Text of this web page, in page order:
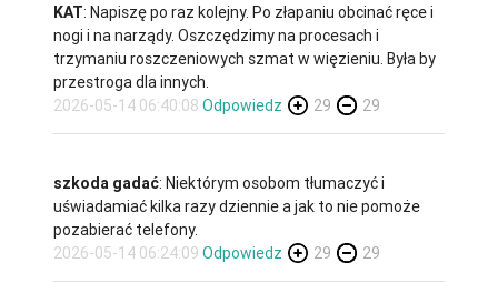
KAT: Napiszę po raz kolejny. Po złapaniu obcinać ręce i
nogi i na narządy. Oszczędzimy na procesach i
trzymaniu roszczeniowych szmat w więzieniu. Była by
przestroga dla innych.
2026-05-14 06:40:08 Odpowiedz 29 29
szkoda gadać: Niektórym osobom tłumaczyć i
uświadamiać kilka razy dziennie a jak to nie pomoże
pozabierać telefony.
2026-05-14 06:24:09 Odpowiedz 29 29